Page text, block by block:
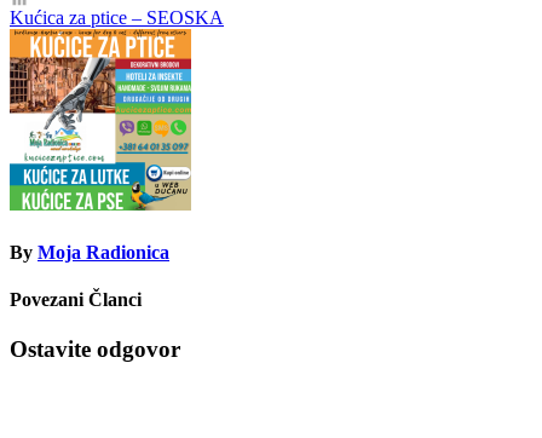
Кретање
чланка
Kućica za ptice – SEOSKA
By Moja Radionica
Povezani Članci
Ostavite odgovor